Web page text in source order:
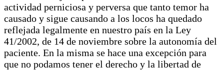
actividad perniciosa y perversa que tanto temor ha
causado y sigue causando a los locos ha quedado
reflejada legalmente en nuestro país en la Ley
41/2002, de 14 de noviembre sobre la autonomía del
paciente. En la misma se hace una excepción para
que no podamos tener el derecho y la libertad de